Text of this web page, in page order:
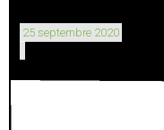
25 septembre 2020